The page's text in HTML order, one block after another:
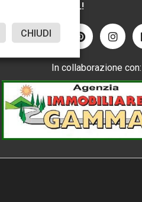
SEGUICI SUI SOCIAL!
In collaborazione con:
CHIUDI